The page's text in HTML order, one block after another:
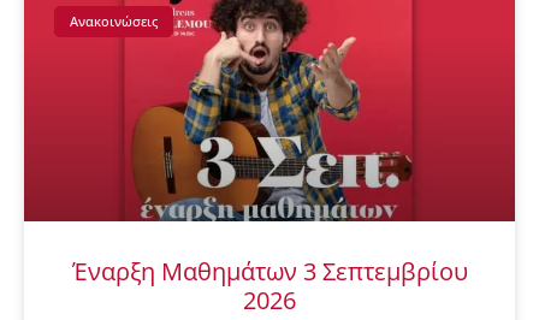
Ανακοινώσεις
Έναρξη Μαθημάτων 3 Σεπτεμβρίου
2026